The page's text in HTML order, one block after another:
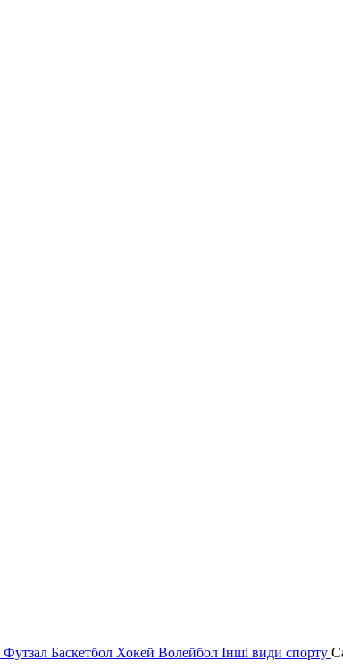
Футзал Баскетбол Хокей Волейбол Інші види спорту